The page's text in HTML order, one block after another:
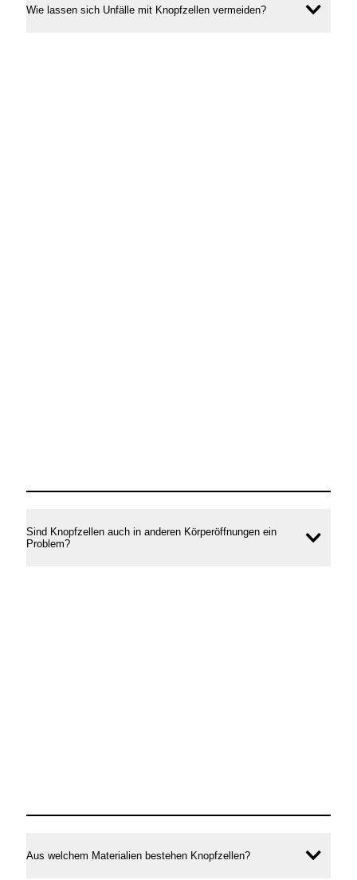
Wie lassen sich Unfälle mit Knopfzellen vermeiden?
Sind Knopfzellen auch in anderen Körperöffnungen ein
Problem?
Aus welchem Materialien bestehen Knopfzellen?